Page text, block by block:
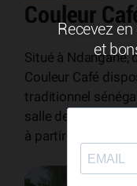
Couleur
Situé à Ndangane,
Couleur Café
traditionnel
salle de bain
à partir de 18 000F
Recevez
et